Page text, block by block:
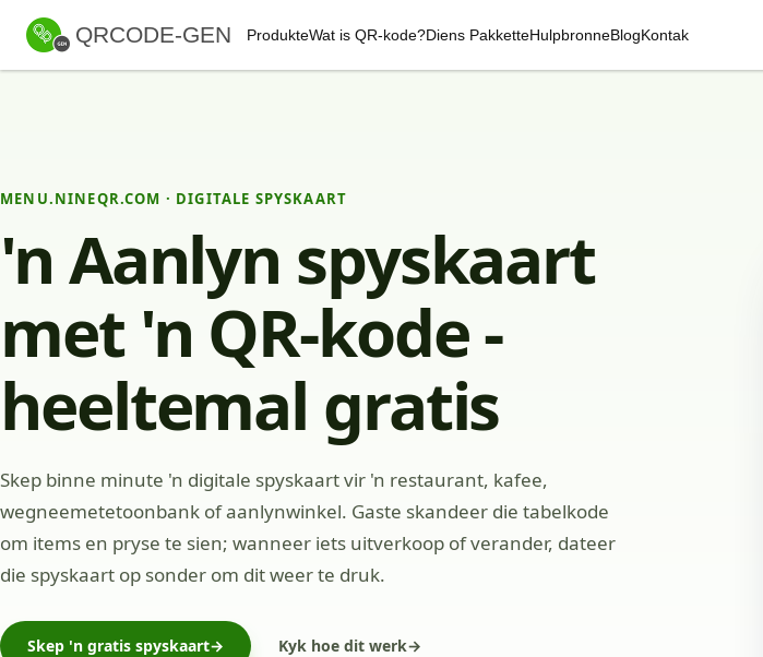
QRCODE-GEN ProdukteWat is QR-kode?Diens PakketteHulpbronneBlogKontak
MENU.NINEQR.COM · DIGITALE SPYSKAART
'n Aanlyn spyskaart
met 'n QR-kode -
heeltemal gratis
Skep binne minute 'n digitale spyskaart vir 'n restaurant, kafee,
wegneemetetoonbank of aanlynwinkel. Gaste skandeer die tabelkode
om items en pryse te sien; wanneer iets uitverkoop of verander, dateer
die spyskaart op sonder om dit weer te druk.
Skep 'n gratis spyskaart→ Kyk hoe dit werk→